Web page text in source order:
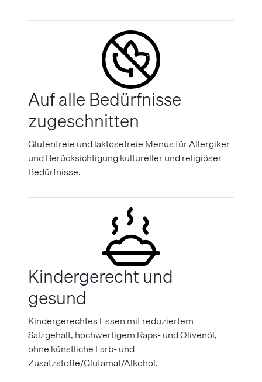
Auf alle Bedürfnisse
zugeschnitten
Glutenfreie und laktosefreie Menus für Allergiker
und Berücksichtigung kultureller und religiöser
Bedürfnisse.
Kindergerecht und
gesund
Kindergerechtes Essen mit reduziertem
Salzgehalt, hochwertigem Raps- und Olivenöl,
ohne künstliche Farb- und
Zusatzstoffe/Glutamat/Alkohol.